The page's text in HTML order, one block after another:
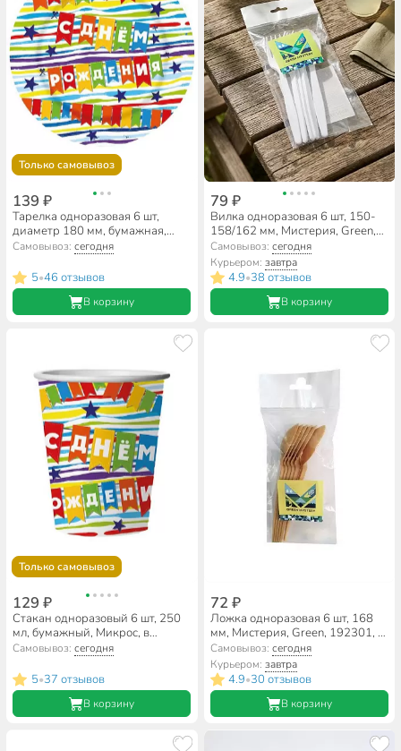
Только самовывоз
139 ₽
Тарелка одноразовая 6 шт,
диаметр 180 мм, бумажная,
Микрос, в ассортименте
Самовывоз:сегодня
5•46 отзывов
В корзину
79 ₽
Вилка одноразовая 6 шт, 150-
158/162 мм, Мистерия, Green,
192110/192110Г/192111/105002
Самовывоз: сегодня
Курьером: завтра
4.9•38 отзывов
В корзину
Только самовывоз
129 ₽
Стакан одноразовый 6 шт, 250
мл, бумажный, Микрос, в
ассортименте
Самовывоз:сегодня
5•37 отзывов
В корзину
72 ₽
Ложка одноразовая 6 шт, 168
мм, Мистерия, Green, 192301, в
ассортименте
Самовывоз: сегодня
Курьером: завтра
4.9•30 отзывов
В корзину